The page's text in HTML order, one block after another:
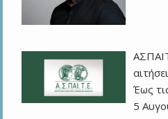
Έως
5